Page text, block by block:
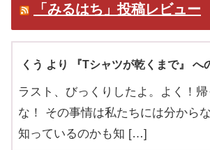
「みるはち」投稿レビュー
くう より 『Tシャツが乾くまで』 へ
ラスト、びっくりしたよ。よく！
な！ その事情は私たちには分から
知っているのかも知 […]